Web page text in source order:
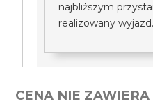
najbliższym
realizowany wyjazd.
CENA NIE ZAWIERA